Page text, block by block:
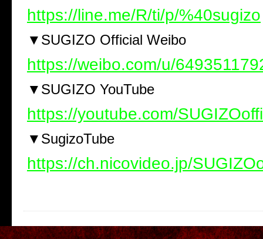
https://line.me/R/ti/p/%40sugizo
▼ SUGIZO Official Weibo
https://weibo.com/u/
▼ SUGIZO YouTube
https://youtube.com/
▼ SugizoTube
https://ch.nicovideo.jp/